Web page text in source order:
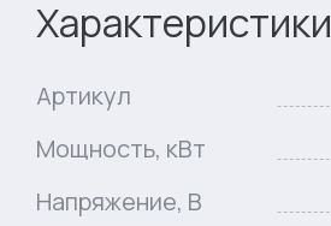
Характеристики
Артикул
Мощность, кВт
Напряжение, В